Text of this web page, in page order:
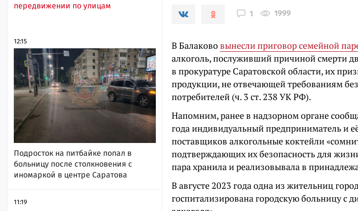
передвижении по улицам
12:15
Подросток на питбайке попал в
больницу после столкновения с
иномаркой в центре Саратова
11:19
1 1999
В Балакововынесли приговор семейной
алкоголь, послуживший причиной смерти
в прокуратуре Саратовской области, их
продукции, не отвечающей требованиям
потребителей (ч. 3 ст. 238 УК РФ).
Напомним, ранее в надзорном органе
года индивидуальный предприниматель и
поставщиков алкогольные коктейли
подтверждающих их безопасность для
пара хранила и реализовывала в
В августе 2023 года одна из жительниц
госпитализирована городскую больницу с